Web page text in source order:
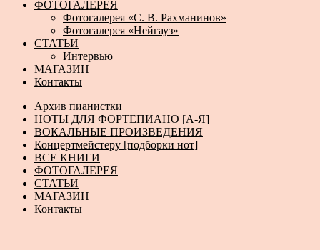
ФОТОГАЛЕРЕЯ
Фотогалерея «С. В. Рахманинов»
Фотогалерея «Нейгауз»
СТАТЬИ
Интервью
МАГАЗИН
Контакты
Архив пианистки
НОТЫ ДЛЯ ФОРТЕПИАНО [А-Я]
ВОКАЛЬНЫЕ ПРОИЗВЕДЕНИЯ
Концертмейстеру [подборки нот]
ВСЕ КНИГИ
ФОТОГАЛЕРЕЯ
СТАТЬИ
МАГАЗИН
Контакты